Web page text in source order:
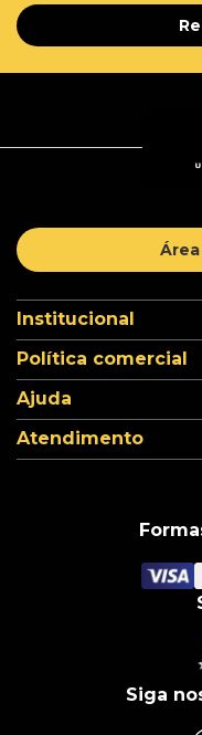
Institucional
Política comercial
Ajuda
Atendimento
Siga